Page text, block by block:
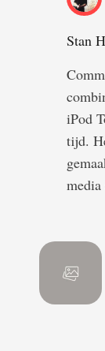
Stan
iPod
tijd.
media